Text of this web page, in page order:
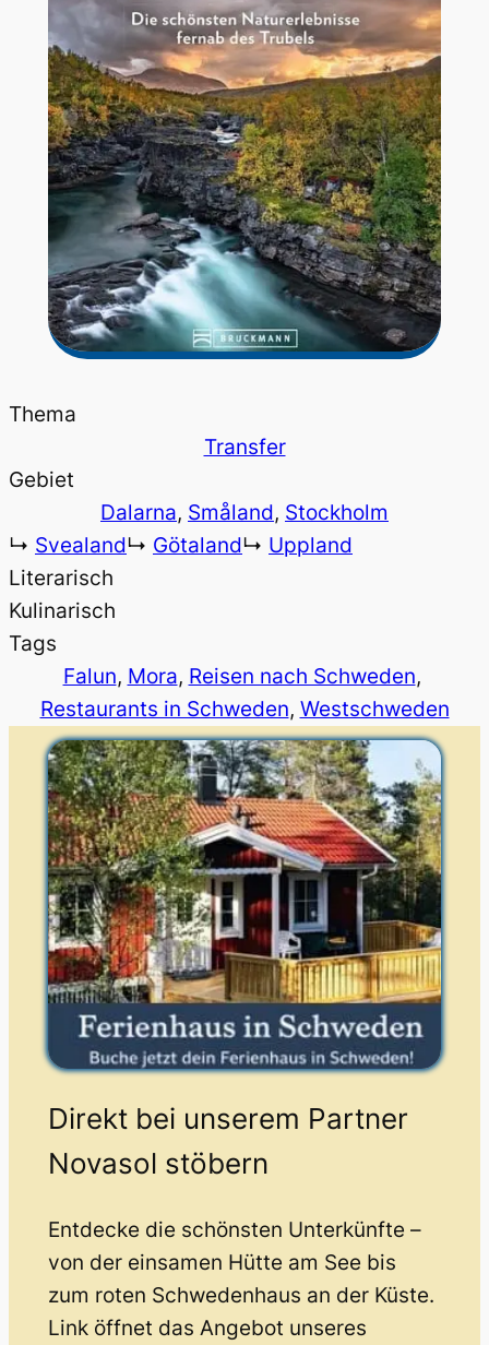
Thema
Transfer
Gebiet
Dalarna, Småland, Stockholm
↳ Svealand↳ Götaland↳ Uppland
Literarisch
Kulinarisch
Tags
Falun, Mora, Reisen nach Schweden
Restaurants in Schweden, Westschweden
Direkt bei unserem Partner
Novasol stöbern
Entdecke die schönsten Unterkünfte –
von der einsamen Hütte am See bis
zum roten Schwedenhaus an der Küste.
Link öffnet das Angebot unseres